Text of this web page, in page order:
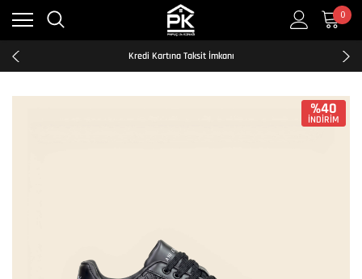
0
Kredi Kartına Taksit İmkanı
2500₺ ve Üzeri Ücretsiz Kargo
Tüm Türkiye'ye Hızlı ve Şeffaf Kargo
Kredi Kartına Taksit İmkanı
2500₺ ve Üzeri Ücretsiz Kargo
%40
İNDİRİM